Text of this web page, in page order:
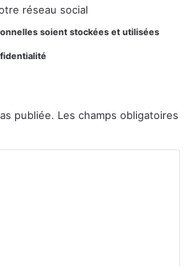
réseau social
soient stockées et utilisées
publiée. Les champs obligatoires